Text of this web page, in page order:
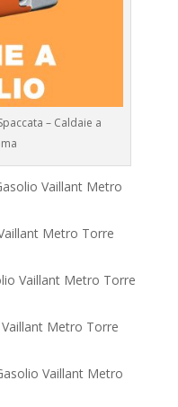
– Caldaie a
Vaillant Metro
Metro Torre
Vaillant Metro Torre
Metro Torre
Vaillant Metro